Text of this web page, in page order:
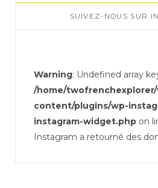
SUIVEZ-NOUS SUR
Warning: Undefined array
/home/
content/plugins/wp-
instagram-widget.php on
Instagram a retourné des